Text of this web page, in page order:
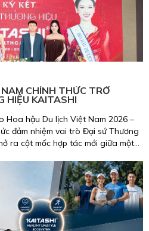
CHÍNH THỨC TRỞ
HIỆU KAITASHI
hậu Du lịch Việt Nam 2026 –
đảm nhiệm vai trò Đại sứ Thương
ra cột mốc hợp tác mới giữa một
uy tín tại Việt Nam.